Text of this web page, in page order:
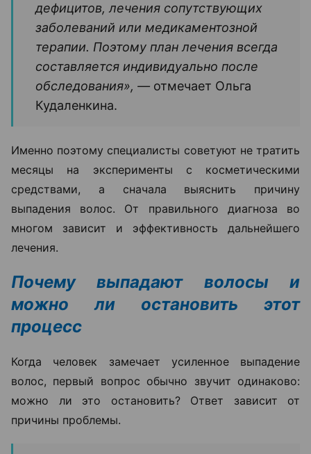
дефицитов, лечения сопутствующих
заболеваний или медикаментозной
терапии. Поэтому план лечения всегда
составляется индивидуально после
обследования», — отмечает Ольга
Кудаленкина.
Именно поэтому специалисты советуют не тратить
месяцы на эксперименты с косметическими
средствами, а сначала выяснить причину
выпадения волос. От правильного диагноза во
многом зависит и эффективность дальнейшего
лечения.
Почему выпадают волосы и
можно ли остановить этот
процесс
Когда человек замечает усиленное выпадение
волос, первый вопрос обычно звучит одинаково:
можно ли это остановить? Ответ зависит от
причины проблемы.